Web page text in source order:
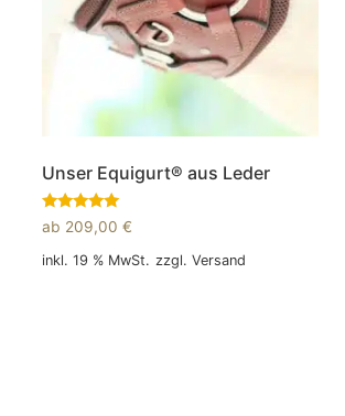
Unser Equigurt® aus Leder
Bewertet
mit
von 5
ab 209,00 €
inkl. 19 % MwSt. zzgl. Versand